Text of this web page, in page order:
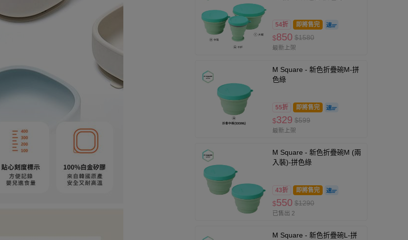
54折 即將售完
$850 $1580
最新上架
M Square - 新色折疊碗M-拼
色綠
55折 即將售完
$329 $599
最新上架
M Square - 新色折疊碗M (兩
入裝)-拼色綠
43折 即將售完
$550 $1290
已售出 2
M Square - 新色折疊碗L-拼